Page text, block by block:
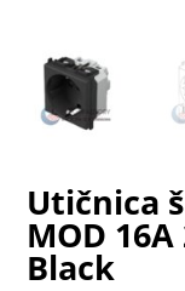
Utičnica
MOD
Black